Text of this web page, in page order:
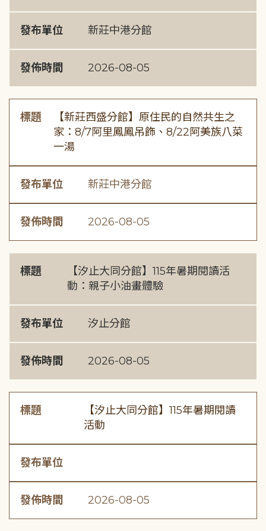
發布單位 新莊中港分館
發佈時間 2026-08-05
標題
【新莊西盛分館】原住民的自然共生之
家：8/7阿里鳳鳳吊飾、8/22阿美族八菜
一湯
發布單位 新莊中港分館
發佈時間 2026-08-05
標題
【汐止大同分館】115年暑期閱讀活
動：親子小油畫體驗
發布單位 汐止分館
發佈時間 2026-08-05
標題
【汐止大同分館】115年暑期閱讀
活動
發布單位
發佈時間 2026-08-05